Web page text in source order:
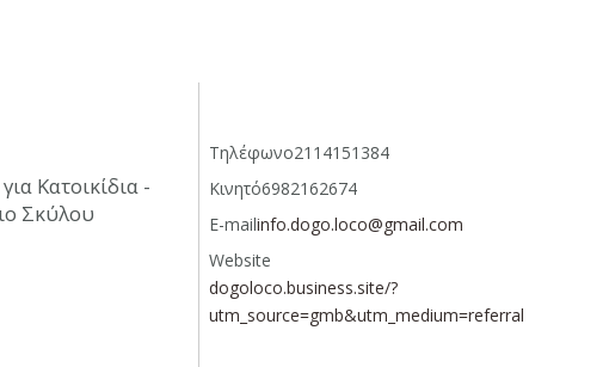
Κατοικίδια -
Σκύλου
Τηλέφωνο2114151384
Κινητό6982162674
E-mailinfo.dogo.loco@gmail.com
Website
dogoloco.business.site/?
utm_source=gmb&utm_medium=referral